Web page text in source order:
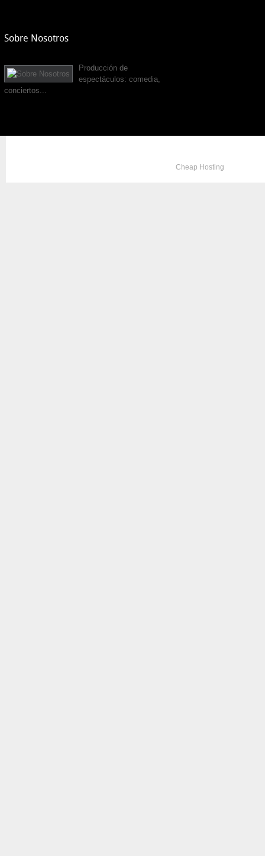
Sobre Nosotros
Producción de
espectáculos: comedia,
conciertos...
Cheap Hosting